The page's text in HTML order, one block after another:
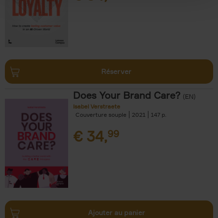
Réserver
Does Your Brand Care? (EN)
Isabel Verstraete
Couverture souple
2021 147
€ 34,99
Ajouter au panier